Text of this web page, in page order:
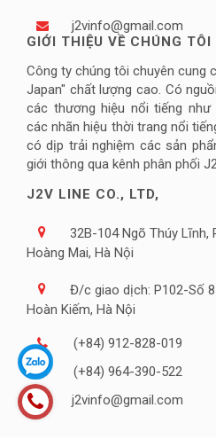
j2vinfo@gmail.com
GIỚI THIỆU VỀ CHÚNG TÔI
Công ty chúng tôi chuyên cung
Japan" chất lượng cao. Có
các thương hiệu nổi tiếng như
các nhãn hiệu thời trang nổi
có dịp trải nghiệm các sản
giới thông qua kênh phân phối
J2V LINE CO., LTD,
32B-104 Ngõ Thúy Lĩnh,
Hoàng Mai, Hà Nội
Đ/c giao dịch: P102-Số
Hoàn Kiếm, Hà Nội
(+84) 912-828-019
(+84) 964-390-522
j2vinfo@gmail.com